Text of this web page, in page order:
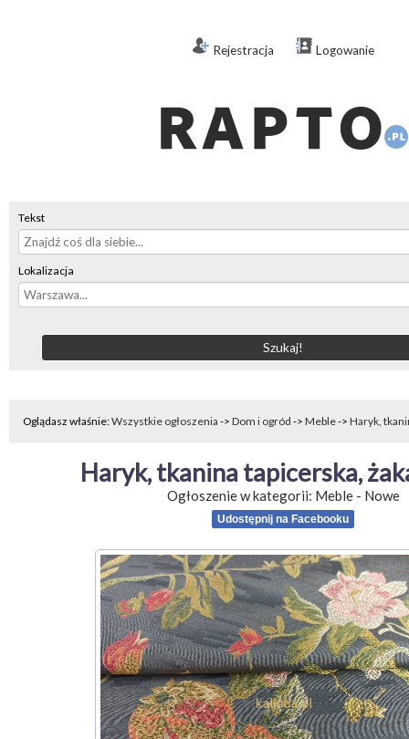
Rejestracja Logowanie
Tekst
Lokalizacja
Oglądasz właśnie:Wszystkie ogłoszenia -> Dom i ogród -> Meble-> Haryk,
Haryk, tkanina tapicerska,
Ogłoszenie w kategorii: Meble- Nowe
Udostępnij na Facebooku